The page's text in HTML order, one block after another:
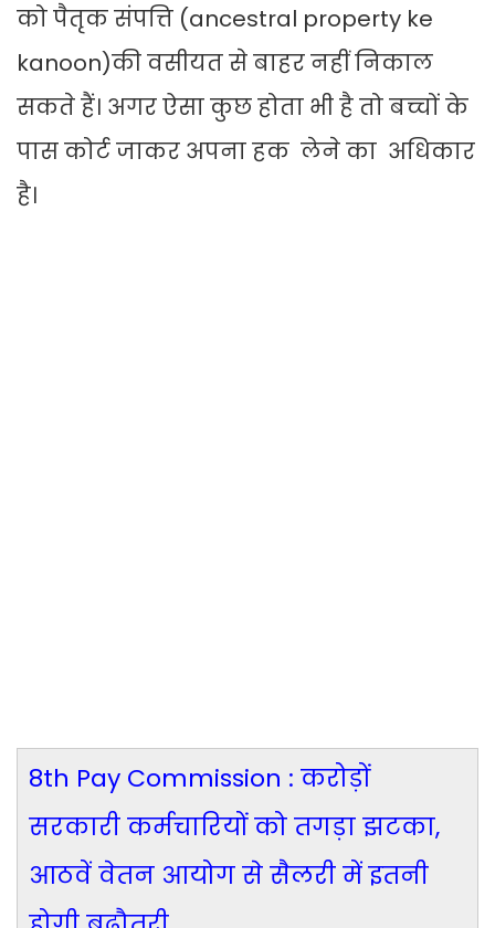
को पैतृक संपत्ति (ancestral property ke
kanoon)की वसीयत से बाहर नहीं निकाल
सकते हैं। अगर ऐसा कुछ होता भी है तो बच्चों के
पास कोर्ट जाकर अपना हक लेने का अधिकार
है।
8th Pay Commission : करोड़ों
सरकारी कर्मचारियों को तगड़ा झटका,
आठवें वेतन आयोग से सैलरी में इतनी